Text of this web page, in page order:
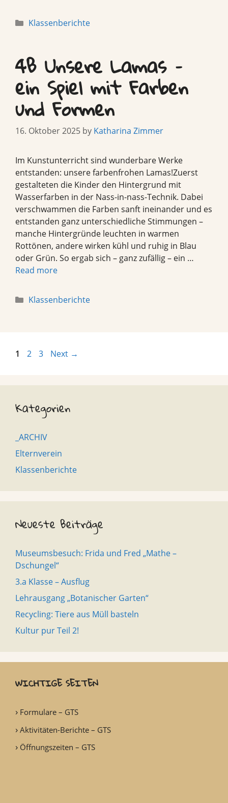
Categories
Klassenberichte
4B Unsere Lamas –
ein Spiel mit Farben
und Formen
16. Oktober 2025 by Katharina Zimmer
Im Kunstunterricht sind wunderbare Werke
entstanden: unsere farbenfrohen Lamas!Zuerst
gestalteten die Kinder den Hintergrund mit
Wasserfarben in der Nass-in-nass-Technik. Dabei
verschwammen die Farben sanft ineinander und es
entstanden ganz unterschiedliche Stimmungen –
manche Hintergründe leuchten in warmen
Rottönen, andere wirken kühl und ruhig in Blau
oder Grün. So ergab sich – ganz zufällig – ein …
Read more
Categories
Klassenberichte
Page
1 Page
2 Page
3 Next →
Kategorien
_ARCHIV
Elternverein
Klassenberichte
Neueste Beiträge
Museumsbesuch: Frida und Fred „Mathe –
Dschungel“
3.a Klasse – Ausflug
Lehrausgang „Botanischer Garten“
Recycling: Tiere aus Müll basteln
Kultur pur Teil 2!
WICHTIGE SEITEN
Formulare – GTS
Aktivitäten-Berichte – GTS
Öffnungszeiten – GTS